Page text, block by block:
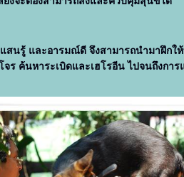
สนรู้ และอารมณ์ดี จึงสามารถนำมาฝึกใ
จร ค้นหาระเบิดและเฮโรอีน ไปจนถึงการ